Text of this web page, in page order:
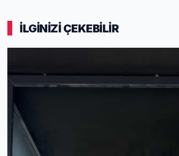
İLGİNİZİ ÇEKEBİLİR